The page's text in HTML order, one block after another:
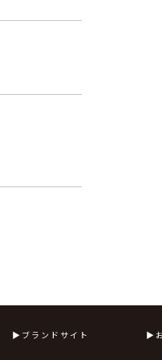
ブランドサイト